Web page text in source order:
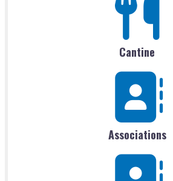
Cantine
Associations